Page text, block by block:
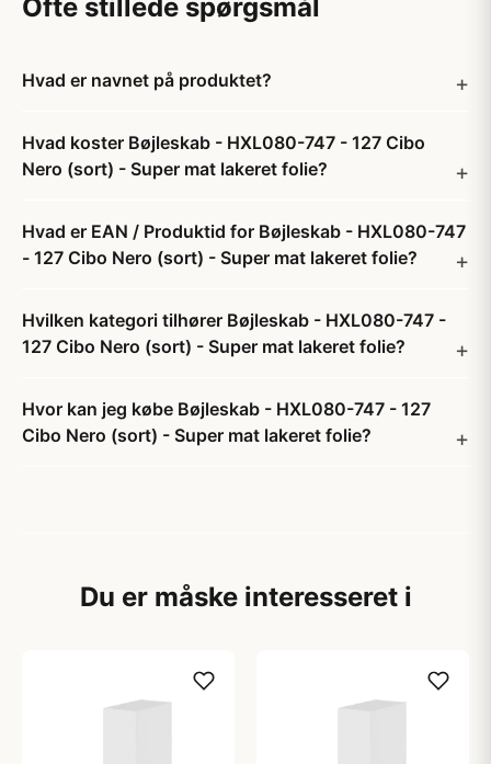
Ofte stillede spørgsmål
Hvad er navnet på produktet?
Hvad koster Bøjleskab - HXL080-747 - 127 Cibo
Nero (sort) - Super mat lakeret folie?
Hvad er EAN / Produktid for Bøjleskab - HXL080-747
- 127 Cibo Nero (sort) - Super mat lakeret folie?
Hvilken kategori tilhører Bøjleskab - HXL080-747 -
127 Cibo Nero (sort) - Super mat lakeret folie?
Hvor kan jeg købe Bøjleskab - HXL080-747 - 127
Cibo Nero (sort) - Super mat lakeret folie?
Du er måske interesseret i